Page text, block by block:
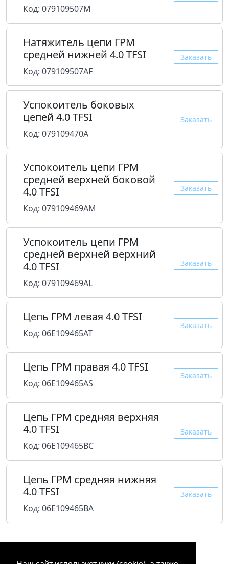
Код: 079109507M
Натяжитель цепи ГРМ
средней нижней 4.0 TFSI
Код: 079109507AF
Заказать
Успокоитель боковых
цепей 4.0 TFSI
Код: 079109470A
Заказать
Успокоитель цепи ГРМ
средней верхней боковой
4.0 TFSI
Код: 079109469AM
Заказать
Успокоитель цепи ГРМ
средней верхней верхний
4.0 TFSI
Код: 079109469AL
Заказать
Цепь ГРМ левая 4.0 TFSI
Код: 06E109465AT
Заказать
Цепь ГРМ правая 4.0 TFSI
Код: 06E109465AS
Заказать
Цепь ГРМ средняя верхняя
4.0 TFSI
Код: 06E109465BC
Заказать
Цепь ГРМ средняя нижняя
4.0 TFSI
Код: 06E109465BA
Заказать